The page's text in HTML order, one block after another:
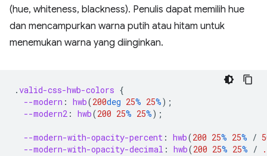
(hue, whiteness, blackness). Penulis dapat memilih hue
dan mencampurkan warna putih atau hitam untuk
menemukan warna yang diinginkan.
.valid-css-hwb-colors {
--modern : hwb(200deg 25% 25%);
--modern2 : hwb(200 25% 25%);
--modern-with-opacity-percent : hwb(200 25% 25% /
--modern-with-opacity-decimal : hwb(200 25% 25% /